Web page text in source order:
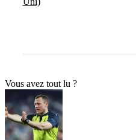
Vous avez tout lu ?